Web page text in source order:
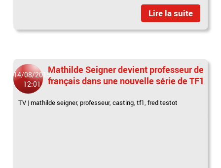
Lire la suite
14/08/2015
12:01
Mathilde Seigner devient professeur de
français dans une nouvelle série de TF1
TV | mathilde seigner, professeur,casting,tf1,fred testot